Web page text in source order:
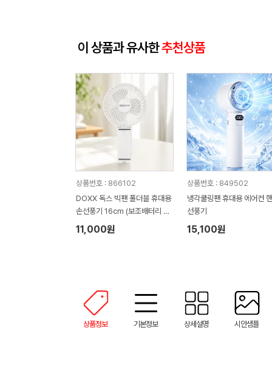
이 상품과 유사한추천상품
상품번호 : 866102
DOXX 독스 빅팬 폴더블 휴대용
손선풍기 16cm (보조배터리 겸
용)
11,000원
상품번호 : 849502
냉각쿨링팬 휴대용 에어컨
선풍기
15,100원
상품정보 기본정보 상세설명 시안샘플